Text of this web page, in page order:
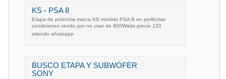
KS - PSA 8
Etapa de potencia marca KS modelo PSA-8 en perfectas
condiciones vendo por no usar de 800Watts precio 120
atiendo whatsapp
BUSCO ETAPA Y SUBWOFER
SONY